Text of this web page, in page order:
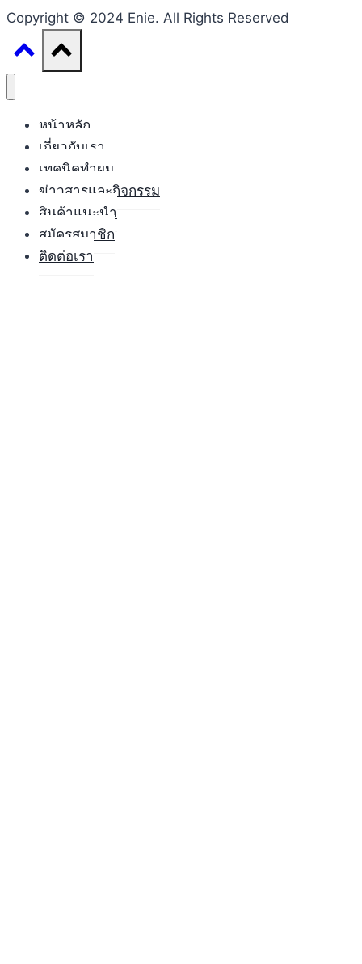
Copyright © 2024 Enie. All Rights Reserved
หน้าหลัก
เกี่ยวกับเรา
เทคนิคทำผม
ข่าวสารและกิจกรรม
สินค้าแนะนำ
สมัครสมาชิก
ติดต่อเรา